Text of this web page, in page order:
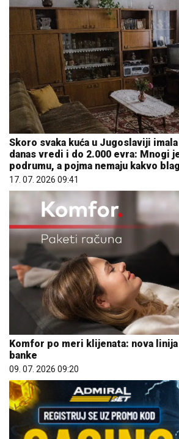
Skoro svaka kuća u Jugoslaviji
danas vredi i do 2.000 evra: Mnogi
podrumu, a pojma nemaju kakvo
17. 07. 2026 09:41
Komfor po meri klijenata: nova linija
banke
09. 07. 2026 09:20